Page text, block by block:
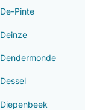
De-Pinte
Deinze
Dendermonde
Dessel
Diepenbeek